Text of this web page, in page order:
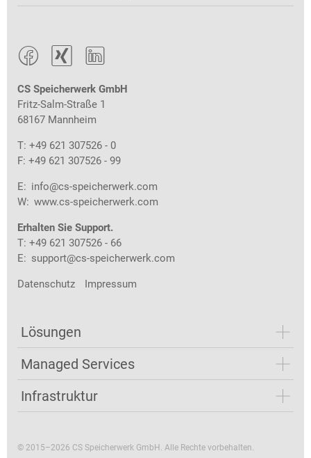
  
CS Speicherwerk GmbH
Fritz-Salm-Straße 1
68167 Mannheim
T: +49 621 307526 - 0
F: +49 621 307526 - 99
E: info@cs-speicherwerk.com
W: www.cs-speicherwerk.com
Erhalten Sie Support.
T: +49 621 307526 - 66
E: support@cs-speicherwerk.com
Datenschutz Impressum
Lösungen
Managed Services
Infrastruktur
© 2015–2026 CS Speicherwerk GmbH. Alle Rechte vorbehalten.